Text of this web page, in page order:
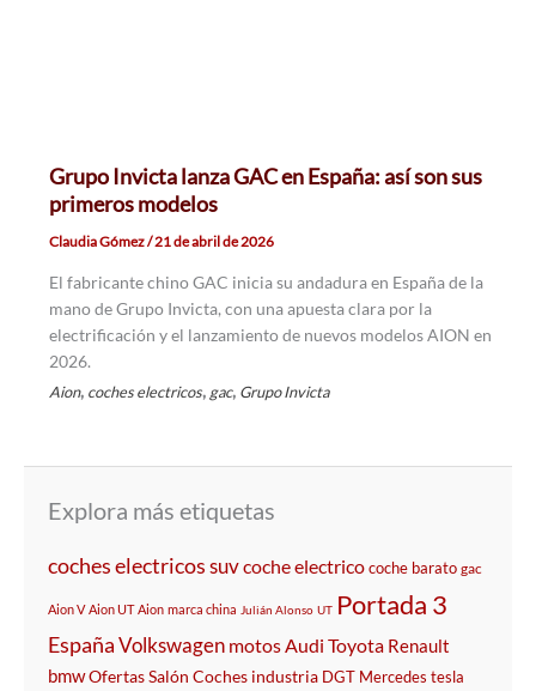
Grupo Invicta lanza GAC en España: así son sus
primeros modelos
Claudia Gómez/21 de abril de 2026
El fabricante chino GAC inicia su andadura en España de la
mano de Grupo Invicta, con una apuesta clara por la
electrificación y el lanzamiento de nuevos modelos AION en
2026.
Aion, coches electricos, gac, Grupo Invicta
Explora más etiquetas
coches electricossuvcoche electrico coche barato gac
Aion V Aion UT Aion marca china Julián Alonso UT Portada 3
EspañaVolkswagen motos Audi Toyota Renault
bmwOfertasSalón Coches industria DGT Mercedes tesla